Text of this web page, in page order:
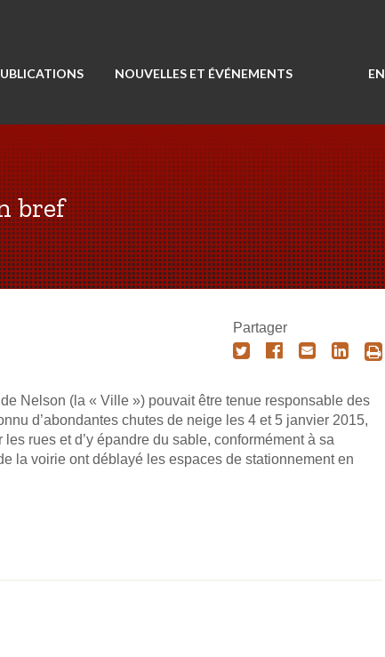
NOUVELLES ET ÉVÉNEMENTS EN
bref
Partager
Nelson (la « Ville ») pouvait être tenue responsable des
d’abondantes chutes de neige les 4 et 5 janvier 2015,
rues et d’y épandre du sable, conformément à sa
la voirie ont déblayé les espaces de stationnement en